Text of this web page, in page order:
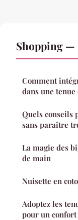
Shopping —
Comment
dans une
Quels conseils
sans paraître
La magie des
de main
Nuisette en
Adoptez les
pour un